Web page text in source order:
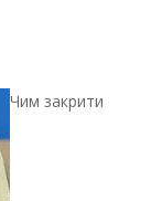
Чим закрити